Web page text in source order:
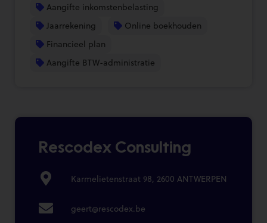
Aangifte inkomstenbelasting
Jaarrekening
Online boekhouden
Financieel plan
Aangifte BTW-administratie
Rescodex Consulting
Karmelietenstraat 98, 2600 ANTWERPEN
geert@rescodex.be